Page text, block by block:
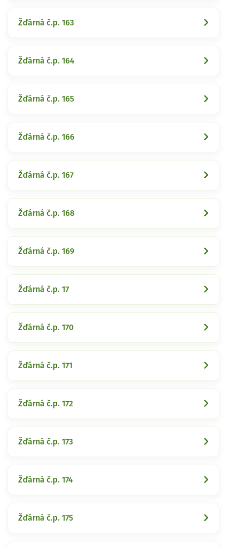
Žďárná č.p. 163
Žďárná č.p. 164
Žďárná č.p. 165
Žďárná č.p. 166
Žďárná č.p. 167
Žďárná č.p. 168
Žďárná č.p. 169
Žďárná č.p. 17
Žďárná č.p. 170
Žďárná č.p. 171
Žďárná č.p. 172
Žďárná č.p. 173
Žďárná č.p. 174
Žďárná č.p. 175